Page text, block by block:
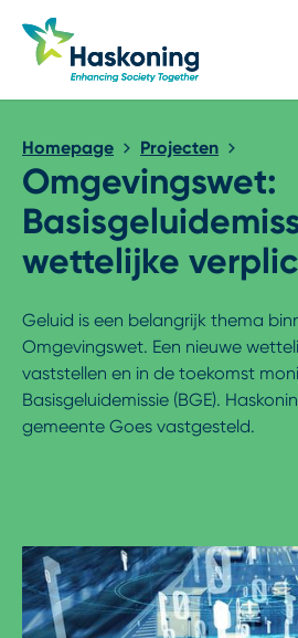
Sluiten
Homepage Projecten
Omgevingswet:
wettelijke
Geluid is een belangrijk thema
Omgevingswet. Een nieuwe
vaststellen en in de toekomst
Basisgeluidemissie (BGE).
gemeente Goes vastgesteld.